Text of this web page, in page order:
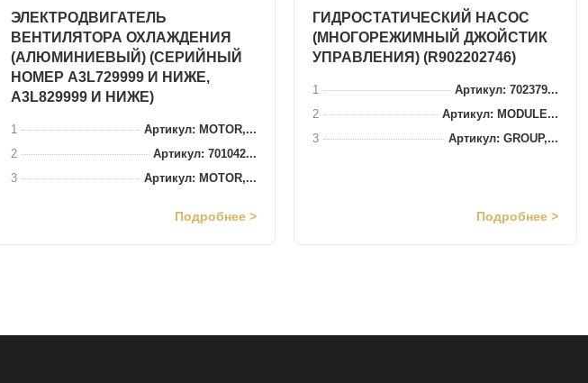
ЭЛЕКТРОДВИГАТЕЛЬ
ВЕНТИЛЯТОРА ОХЛАЖДЕНИЯ
(АЛЮМИНИЕВЫЙ) (СЕРИЙНЫЙ
НОМЕР A3L729999 И НИЖЕ,
A3L829999 И НИЖЕ)
1
Артикул: MOTOR,...
2
Артикул: 701042...
3
Артикул: MOTOR,...
Подробнее >
ГИДРОСТАТИЧЕСКИЙ НАСОС
(МНОГОРЕЖИМНЫЙ ДЖОЙСТИК
УПРАВЛЕНИЯ) (R902202746)
1
Артикул: 702379...
2
Артикул: MODULE...
3
Артикул: GROUP,...
Подробнее >